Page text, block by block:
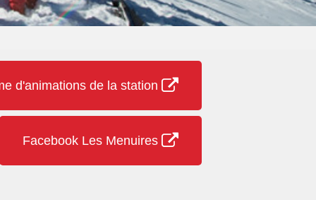
d'animations de la station
Facebook Les Menuires